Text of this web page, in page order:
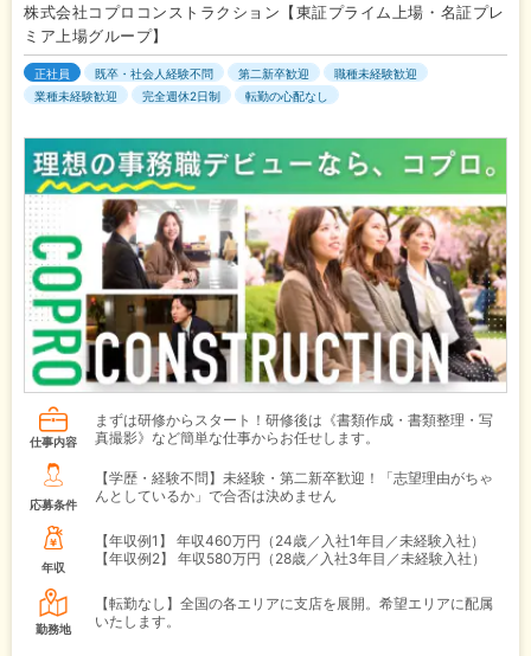
株式会社コプロコンストラクション【東証プライム上場・名証プレ
ミア上場グループ】
正社員 既卒・社会人経験不問 第二新卒歓迎
職種未経験歓迎
業種未経験歓迎
完全週休2日制 転勤の心配なし
仕事内容
まずは研修からスタート！研修後は《書類作成・書類整理・写
真撮影》など簡単な仕事からお任せします。
応募条件
【学歴・経験不問】未経験・第二新卒歓迎！「志望理由がちゃ
んとしているか」で合否は決めません
年収
【年収例1】
年収460万円（24歳／入社1年目／未経験入社）
【年収例2】
年収580万円（28歳／入社3年目／未経験入社）
勤務地
【転勤なし】全国の各エリアに支店を展開。希望エリアに配属
いたします。